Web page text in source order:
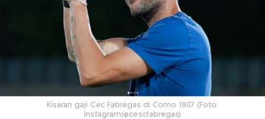
Kisaran gaji Cec Fabregas di Como 1907 (Foto:
Instagram/@cescfabregas)